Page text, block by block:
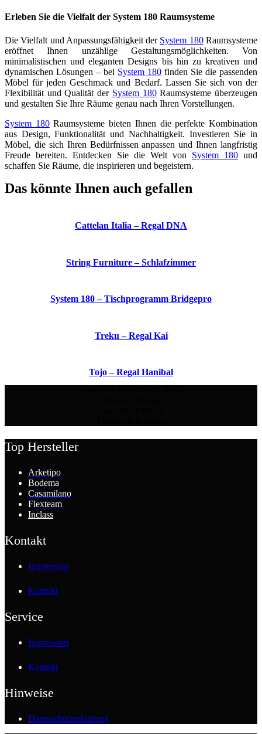
Erleben Sie die Vielfalt der System 180 Raumsysteme
Die Vielfalt und Anpassungsfähigkeit der System 180Raumsysteme
eröffnet Ihnen unzählige Gestaltungsmöglichkeiten. Von
minimalistischen und eleganten Designs bis hin zu kreativen und
dynamischen Lösungen – bei System 180 finden Sie die passenden
Möbel für jeden Geschmack und Bedarf. Lassen Sie sich von der
Flexibilität und Qualität der System 180Raumsysteme überzeugen
und gestalten Sie Ihre Räume genau nach Ihren Vorstellungen.
System 180Raumsysteme bieten Ihnen die perfekte Kombination
aus Design, Funktionalität und Nachhaltigkeit. Investieren Sie in
Möbel, die sich Ihren Bedürfnissen anpassen und Ihnen langfristig
Freude bereiten. Entdecken Sie die Welt von System 180 und
schaffen Sie Räume, die inspirieren und begeistern.
Das könnte Ihnen auch gefallen
Cattelan Italia – Regal DNA
String Furniture – Schlafzimmer
System 180 – Tischprogramm Bridgepro
Treku – Regal Kai
Tojo – Regal Hanibal
Top Hersteller
Arketipo
Bodema
Casamilano
Flexteam
Inclass
Kontakt
Impressum
Kontakt
Service
Impressum
Kontakt
Hinweise
Datenschutzerklärung